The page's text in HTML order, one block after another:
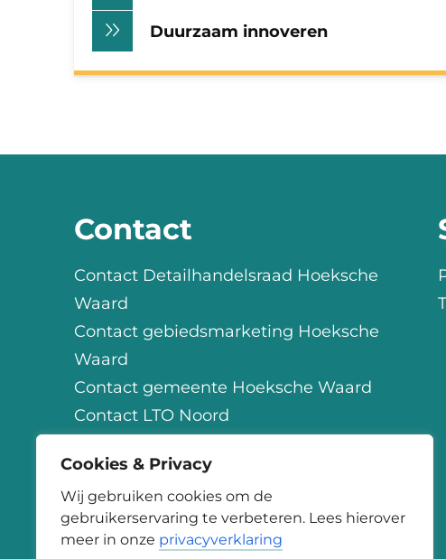
Cookies & Privacy
Wij gebruiken cookies om de
gebruikerservaring te verbeteren. Lees hierover
meer in onze privacyverklaring
Duurzaam innoveren
Contact
Contact Detailhandelsraad Hoeksche
Waard
Contact gebiedsmarketing Hoeksche
Waard
Contact gemeente Hoeksche Waard
Contact LTO Noord
Contact StartSmart